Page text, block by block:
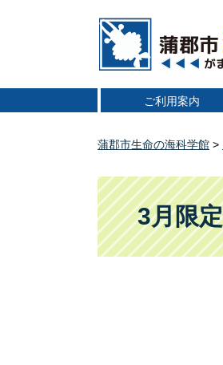
先
を
ご利用案内
蒲郡市生命の海科学館 >
本
文
3月限